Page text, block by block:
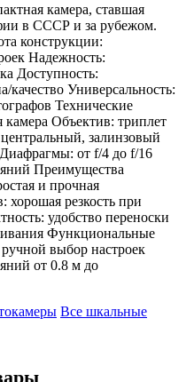
камера, ставшая
в СССР и за рубежом.
конструкции:
Надежность:
Доступность:
Универсальность:
Технические
Объектив: триплет
залинзовый
от f/4 до f/16
Преимущества
и прочная
хорошая резкость при
удобство переноски
Функциональные
выбор настроек
от 0.8 м до
Все шкальные